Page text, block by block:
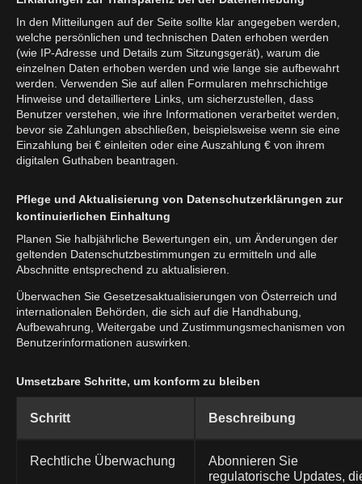
In den Mitteilungen auf der Seite sollte klar angegeben werden,
welche persönlichen und technischen Daten erhoben werden
(wie IP-Adresse und Details zum Sitzungsgerät), warum die
einzelnen Daten erhoben werden und wie lange sie aufbewahrt
werden. Verwenden Sie auf allen Formularen mehrschichtige
Hinweise und detailliertere Links, um sicherzustellen, dass
Benutzer verstehen, wie ihre Informationen verarbeitet werden,
bevor sie Zahlungen abschließen, beispielsweise wenn sie eine
Einzahlung bei € einleiten oder eine Auszahlung € von ihrem
digitalen Guthaben beantragen.
Pflege und Aktualisierung von Datenschutzerklärungen zur
kontinuierlichen Einhaltung
Planen Sie halbjährliche Bewertungen ein, um Änderungen der
geltenden Datenschutzbestimmungen zu ermitteln und alle
Abschnitte entsprechend zu aktualisieren.
Überwachen Sie Gesetzesaktualisierungen von Österreich und
internationalen Behörden, die sich auf die Handhabung,
Aufbewahrung, Weitergabe und Zustimmungsmechanismen von
Benutzerinformationen auswirken.
Umsetzbare Schritte, um konform zu bleiben
Schritt Beschreibung
Rechtliche Überwachung
Abonnieren Sie
regulatorische Updates,